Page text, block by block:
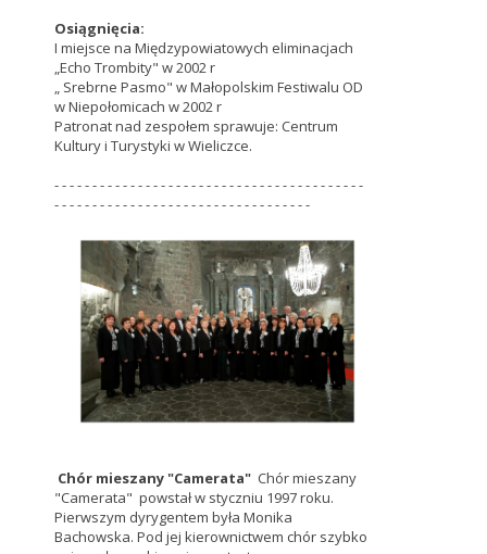
Osiągnięcia:
I miejsce na Międzypowiatowych eliminacjach
„Echo Trombity" w 2002 r
„ Srebrne Pasmo" w Małopolskim Festiwalu OD
w Niepołomicach w 2002 r
Patronat nad zespołem sprawuje: Centrum
Kultury i Turystyki w Wieliczce.
- - - - - - - - - - - - - - - - - - - - - - - - - - - - - - - - - - - - - - - - -
- - - - - - - - - - - - - - - - - - - - - - - - - - - - - - - - - -
Chór mieszany "Camerata" Chór mieszany
"Camerata" powstał w styczniu 1997 roku.
Pierwszym dyrygentem była Monika
Bachowska. Pod jej kierownictwem chór szybko